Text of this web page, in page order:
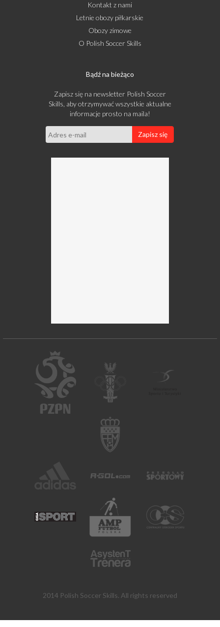
Kontakt z nami
Letnie obozy piłkarskie
Obozy zimowe
O Polish Soccer Skills
Bądź na bieżąco
Zapisz się na newsletter Polish Soccer
Skills, aby otrzymywać wszystkie aktualne
informacje prosto na maila!
Zapisz się
2014 Polish Soccer Skills. All rights reserved